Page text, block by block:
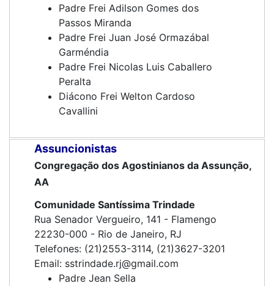
Padre Frei Adilson Gomes dos
Passos Miranda
Padre Frei Juan José Ormazábal
Garméndia
Padre Frei Nicolas Luis Caballero
Peralta
Diácono Frei Welton Cardoso
Cavallini
Assuncionistas
Congregação dos Agostinianos da Assunção,
AA
Comunidade Santíssima Trindade
Rua Senador Vergueiro, 141 - Flamengo
22230-000 - Rio de Janeiro, RJ
Telefones: (21)2553-3114, (21)3627-3201
Email: sstrindade.rj@gmail.com
Padre Jean Sella